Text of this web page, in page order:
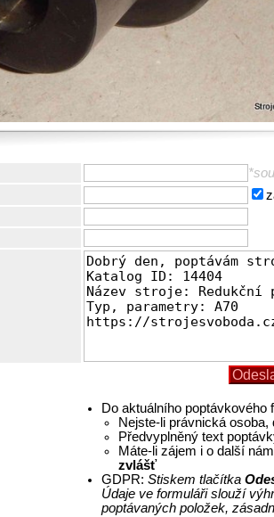
Do aktuálního poptávkového
Nejste-li právnická
Předvyplněný text
Máte-li zájem i o další
zvlášť
GDPR: Stiskem tlačítka
Údaje ve formuláři slouží
poptávaných položek,